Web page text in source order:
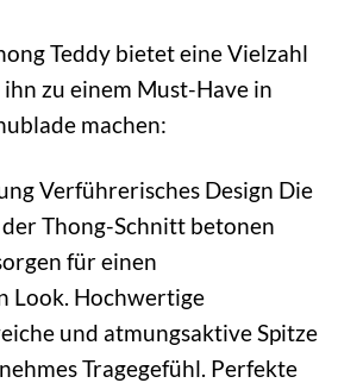
Teddy bietet eine Vielzahl
zu einem Must-Have in
machen:
Verführerisches Design Die
Thong-Schnitt betonen
für einen
Look. Hochwertige
und atmungsaktive Spitze
Tragegefühl. Perfekte